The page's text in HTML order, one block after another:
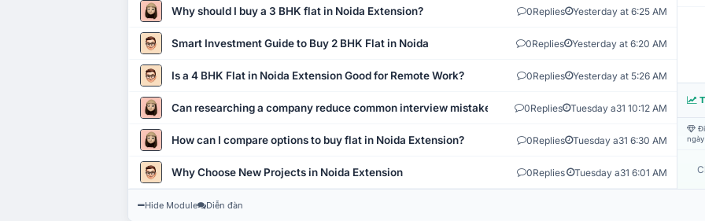
Why should I buy a 3 BHK flat in Noida Extension? 0Replies Yesterday at 6:25 AM
Smart Investment Guide to Buy 2 BHK Flat in Noida 0Replies Yesterday at 6:20 AM
Is a 4 BHK Flat in Noida Extension Good for Remote Work? 0Replies Yesterday at 5:26 AM
Can researching a company reduce common interview mistakes? 0Replies Tuesday a31 10:12 AM
How can I compare options to buy flat in Noida Extension? 0Replies Tuesday a31 6:30 AM
Why Choose New Projects in Noida Extension 0Replies Tuesday a31 6:01 AM
Hide Module Diễn đàn